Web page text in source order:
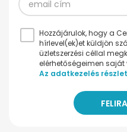
Hozzájárulok, hogy a
hírlevel(ek)et küldjön
üzletszerzési céllal
elérhetőségeimen
Az adatkezelés